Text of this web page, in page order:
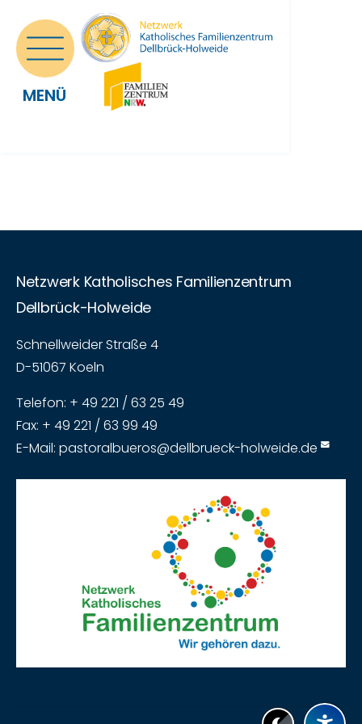
MENÜ
Netzwerk Katholisches Familienzentrum
Dellbrück-Holweide
Schnellweider Straße 4
D-51067 Koeln
Telefon: + 49 221 / 63 25 49
Fax: + 49 221 / 63 99 49
E-Mail: pastoralbueros@dellbrueck-holweide.de